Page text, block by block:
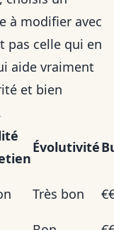
à modifier avec
pas celle qui en
aide vraiment
et bien
Évolutivité
Très bon